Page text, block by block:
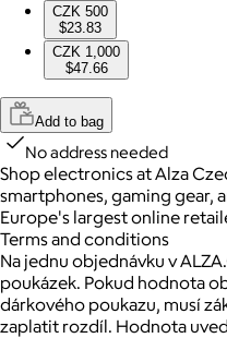
CZK 500
$23.83
CZK 1,000
$47.66
Add to bag
No address needed
Shop electronics at Alza
smartphones, gaming gear,
Europe's largest online
Terms and conditions
Na jednu objednávku v
poukázek. Pokud hodnota
dárkového poukazu, musí
zaplatit rozdíl. Hodnota